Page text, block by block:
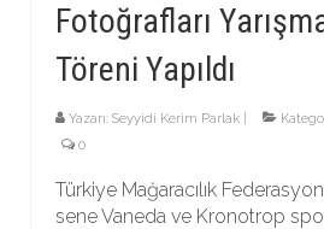
Fotoğrafları
Töreni Yapıldı
Yazarı: Seyyidi Kerim Parlak
0
Türkiye Mağaracılık
sene Vaneda ve Kronotrop